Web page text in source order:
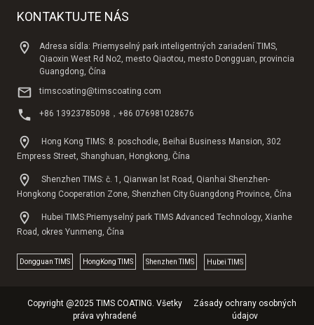
KONTAKTUJTE NÁS
Adresa sídla: Priemyselný park inteligentných zariadení TIMS,
Qiaoxin West Rd No2, mesto Qiaotou, mesto Dongguan, provincia
Guangdong, Čína
timscoating@timscoating.com
+86 13923785098，+86 076981028676
Hong Kong TIMS: 8. poschodie, Beihai Business Mansion, 302
Empress Street, Shanghuan, Hongkong, Čína
Shenzhen TIMS: č. 1, Qianwan lst Road, Qianhai Shenzhen-
Hongkong Cooperation Zone, Shenzhen City.Guangdong Province, Čína
Hubei TIMS:Priemyselný park TIMS Advanced Technology, Xianhe
Road, okres Yunmeng, Čína
Dongguan TlMS HongKong TIMS Shenzhen TIMS Hubei TIMS
Copyright @2025 TIMS COATING. Všetky
práva vyhradené
Zásady ochrany osobných
údajov